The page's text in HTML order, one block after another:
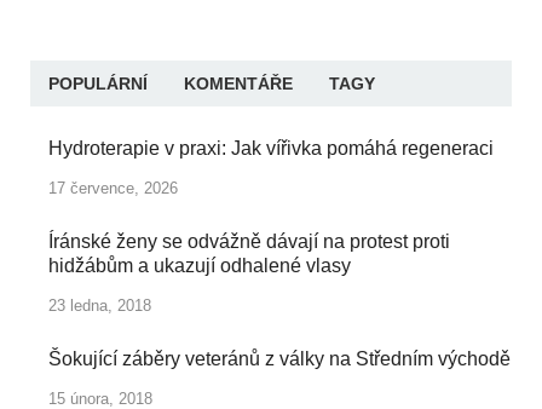
POPULÁRNÍ KOMENTÁŘE TAGY
Hydroterapie v praxi: Jak vířivka pomáhá regeneraci
17 července, 2026
Íránské ženy se odvážně dávají na protest proti
hidžábům a ukazují odhalené vlasy
23 ledna, 2018
Šokující záběry veteránů z války na Středním východě
15 února, 2018